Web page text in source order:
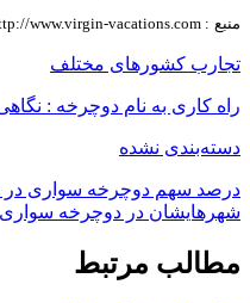
منبع : http://www.virgin-vacations.com
تجارب کشورهای مختلف
راه کاری به نام دوچرخه :
دسته‌بندی نشده
درصد سهم دوچرخه سواری در
شهرهایشان در دوچرخه سواری
مطالب مرتبط